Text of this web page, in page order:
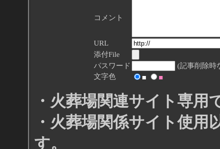
コメント
URL
添付File
パスワード
(記事削除時
文字色
■ ■
・火葬場関連サイト専用
・火葬場関係サイト使
す。